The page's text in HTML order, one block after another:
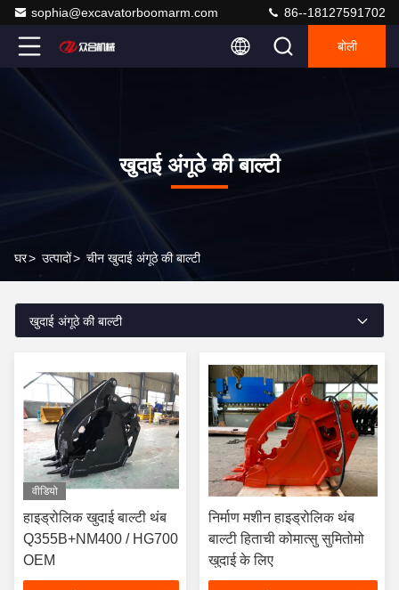
sophia@excavatorboomarm.com 86--18127591702
बोली
खुदाई अंगूठे की बाल्टी
घर> उत्पादों> चीन खुदाई अंगूठे की बाल्टी
खुदाई अंगूठे की बाल्टी
वीडियो
हाइड्रोलिक खुदाई बाल्टी थंब
Q355B+NM400 / HG700
OEM
निर्माण मशीन हाइड्रोलिक थंब
बाल्टी हिताची कोमात्सु सुमितोमो
खुदाई के लिए